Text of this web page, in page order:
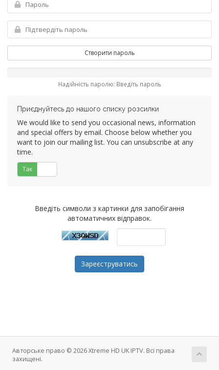
Створити пароль
Надійність паролю: Введіть пароль
Приєднуйтесь до нашого списку розсилки
We would like to send you occasional news, information
and special offers by email. Choose below whether you
want to join our mailing list. You can unsubscribe at any
time.
Так
Введіть символи з картинки для запобігання
автоматичних відправок.
Авторське право © 2026 Xtreme HD UK IPTV. Всі права
захищені.